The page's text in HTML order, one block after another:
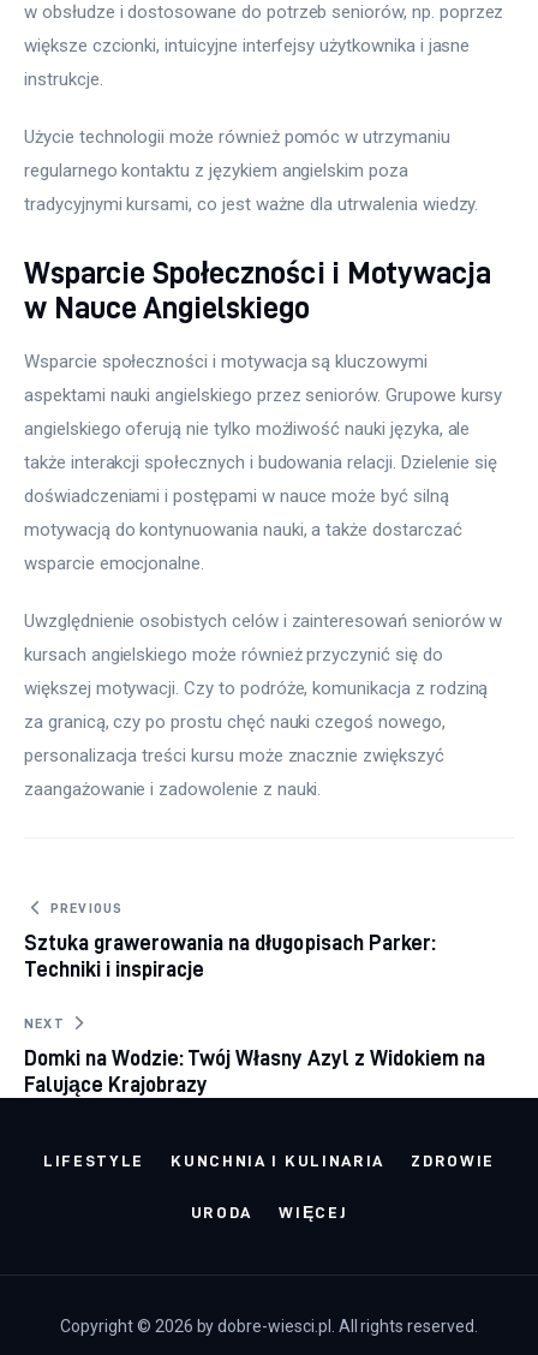
w obsłudze i dostosowane do potrzeb seniorów, np. poprzez
większe czcionki, intuicyjne interfejsy użytkownika i jasne
instrukcje.
Użycie technologii może również pomóc w utrzymaniu
regularnego kontaktu z językiem angielskim poza
tradycyjnymi kursami, co jest ważne dla utrwalenia wiedzy.
Wsparcie Społeczności i Motywacja
w Nauce Angielskiego
Wsparcie społeczności i motywacja są kluczowymi
aspektami nauki angielskiego przez seniorów. Grupowe kursy
angielskiego oferują nie tylko możliwość nauki języka, ale
także interakcji społecznych i budowania relacji. Dzielenie się
doświadczeniami i postępami w nauce może być silną
motywacją do kontynuowania nauki, a także dostarczać
wsparcie emocjonalne.
Uwzględnienie osobistych celów i zainteresowań seniorów w
kursach angielskiego może również przyczynić się do
większej motywacji. Czy to podróże, komunikacja z rodziną
za granicą, czy po prostu chęć nauki czegoś nowego,
personalizacja treści kursu może znacznie zwiększyć
zaangażowanie i zadowolenie z nauki.
Nawigacja wpisu
PREVIOUS
Sztuka grawerowania na długopisach Parker:
Techniki i inspiracje
NEXT
Domki na Wodzie: Twój Własny Azyl z Widokiem na
Falujące Krajobrazy
LIFESTYLE KUNCHNIA I KULINARIA ZDROWIE
URODA WIĘCEJ
Copyright © 2026 by dobre-wiesci.pl. All rights reserved.